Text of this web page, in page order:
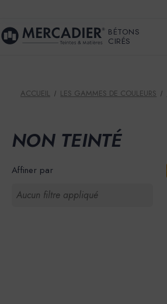
BÉTONS
CIRÉS
ACCUEIL LES GAMMES DE COULEURS
NON TEINTÉ
Affiner par
Aucun filtre appliqué